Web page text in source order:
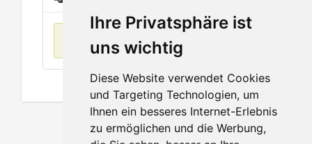
Ihre Privatsphäre ist
uns wichtig
Diese Website verwendet Cookies
und Targeting Technologien, um
Ihnen ein besseres Internet-Erlebnis
zu ermöglichen und die Werbung,
Keine Einträge